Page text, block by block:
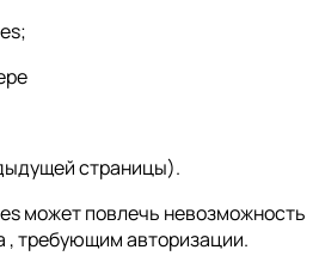
страницы).
может повлечь невозможность
, требующим авторизации.